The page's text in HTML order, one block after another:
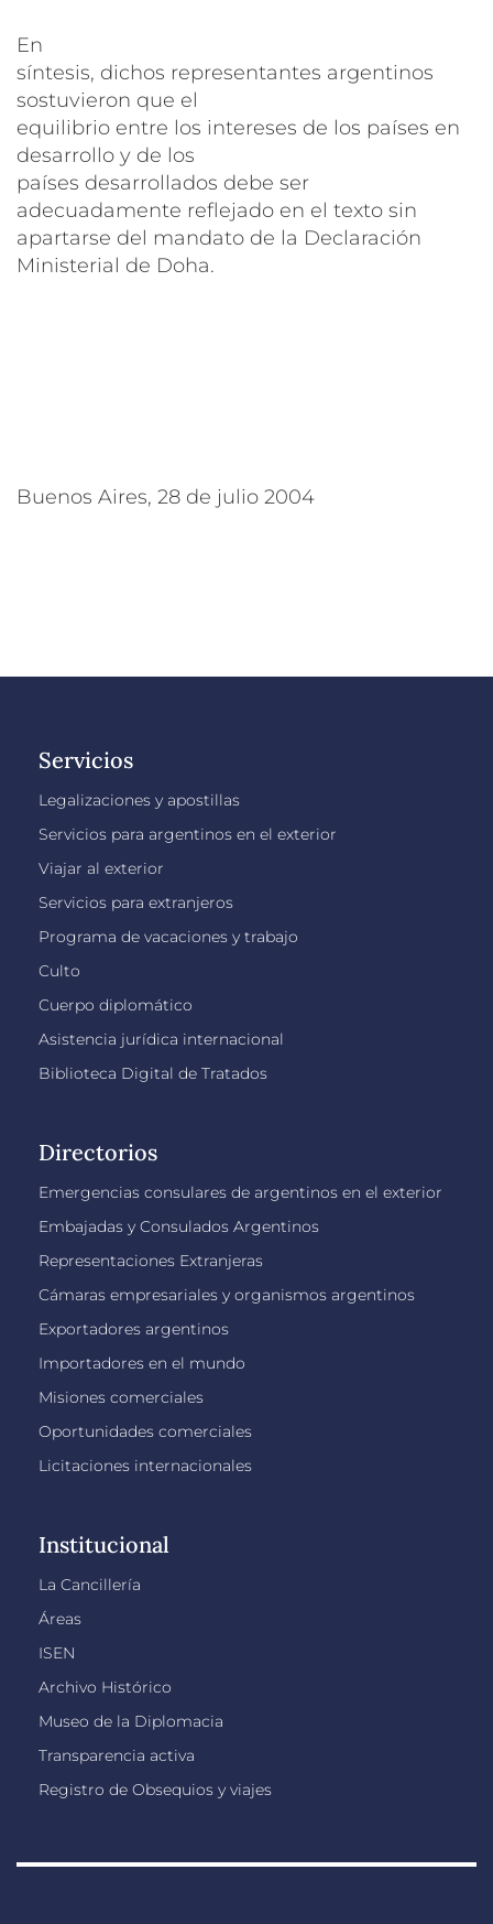
En
síntesis, dichos representantes argentinos
sostuvieron que el
equilibrio entre los intereses de los países en
desarrollo y de los
países desarrollados debe ser
adecuadamente reflejado en el texto sin
apartarse del mandato de la Declaración
Ministerial de Doha.
Buenos Aires, 28 de julio 2004
Servicios
Legalizaciones y apostillas
Servicios para argentinos en el exterior
Viajar al exterior
Servicios para extranjeros
Programa de vacaciones y trabajo
Culto
Cuerpo diplomático
Asistencia jurídica internacional
Biblioteca Digital de Tratados
Directorios
Emergencias consulares de argentinos en el exterior
Embajadas y Consulados Argentinos
Representaciones Extranjeras
Cámaras empresariales y organismos argentinos
Exportadores argentinos
Importadores en el mundo
Misiones comerciales
Oportunidades comerciales
Licitaciones internacionales
Institucional
La Cancillería
Áreas
ISEN
Archivo Histórico
Museo de la Diplomacia
Transparencia activa
Registro de Obsequios y viajes